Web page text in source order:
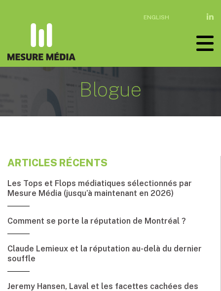
ENGLISH
Blogue
ARTICLES RÉCENTS
Les Tops et Flops médiatiques sélectionnés par
Mesure Média (jusqu’à maintenant en 2026)
Comment se porte la réputation de Montréal ?
Claude Lemieux et la réputation au-delà du dernier
souffle
Jeremy Hansen, Laval et les facettes cachées des